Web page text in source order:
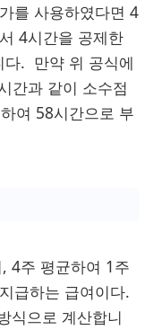
를 사용하였다면 4
4시간을 공제한
다. 만약 위 공식에
간과 같이 소수점
여 58시간으로 부
4주 평균하여 1주
급하는 급여이다.
식으로 계산합니